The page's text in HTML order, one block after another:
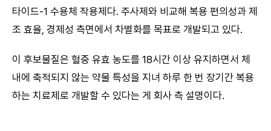
타이드-1 수용체 작용제다. 주사제와 비교해 복용 편의성과 제
조 효율, 경제성 측면에서 차별화를 목표로 개발되고 있다.
이 후보물질은 혈중 유효 농도를 18시간 이상 유지하면서 체
내에 축적되지 않는 약물 특성을 지녀 하루 한 번 장기간 복용
하는 치료제로 개발할 수 있다는 게 회사 측 설명이다.